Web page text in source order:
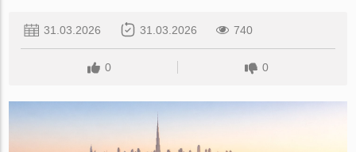
31.03.2026 31.03.2026 740
0 0